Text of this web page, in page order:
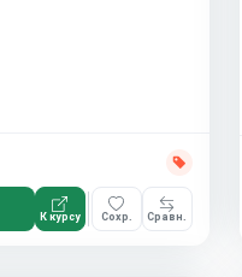
К курсу Сохр. Сравн.